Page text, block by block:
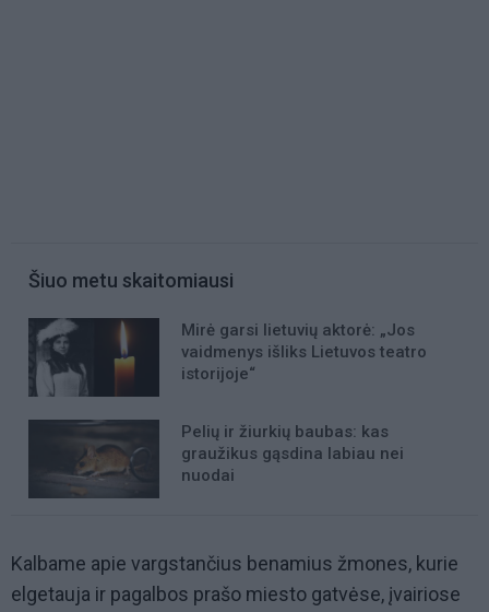
Šiuo metu skaitomiausi
Mirė garsi lietuvių aktorė: „Jos
vaidmenys išliks Lietuvos teatro
istorijoje“
Pelių ir žiurkių baubas: kas
graužikus gąsdina labiau nei
nuodai
Kalbame apie vargstančius benamius žmones, kurie
elgetauja ir pagalbos prašo miesto gatvėse, įvairiose